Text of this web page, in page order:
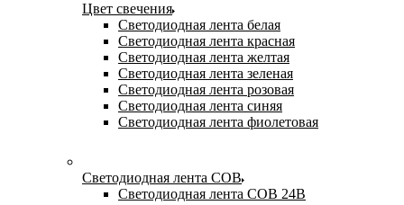
Цвет свечения
Светодиодная лента белая
Светодиодная лента красная
Светодиодная лента желтая
Светодиодная лента зеленая
Светодиодная лента розовая
Светодиодная лента синяя
Светодиодная лента фиолетовая
Светодиодная лента COB
Светодиодная лента COB 24В